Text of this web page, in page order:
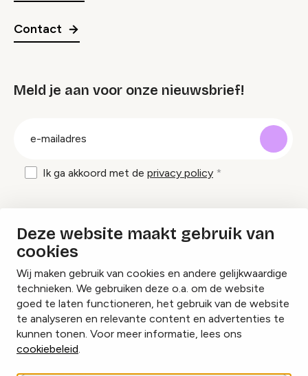
Deze website maakt gebruik van
cookies
Wij maken gebruik van cookies en andere gelijkwaardige
technieken. We gebruiken deze o.a. om de website
goed te laten functioneren, het gebruik van de website
te analyseren en relevante content en advertenties te
kunnen tonen. Voor meer informatie, lees ons
cookiebeleid.
Contact
Meld je aan voor onze nieuwsbrief!
Ik ga akkoord met de privacy policy
Inspiratie en tips om evenementen te
organiseren?
Lees onze inspiratieblogs
Cookies beheren